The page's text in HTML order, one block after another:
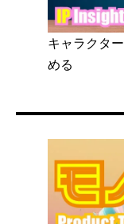
キャラクタ
める